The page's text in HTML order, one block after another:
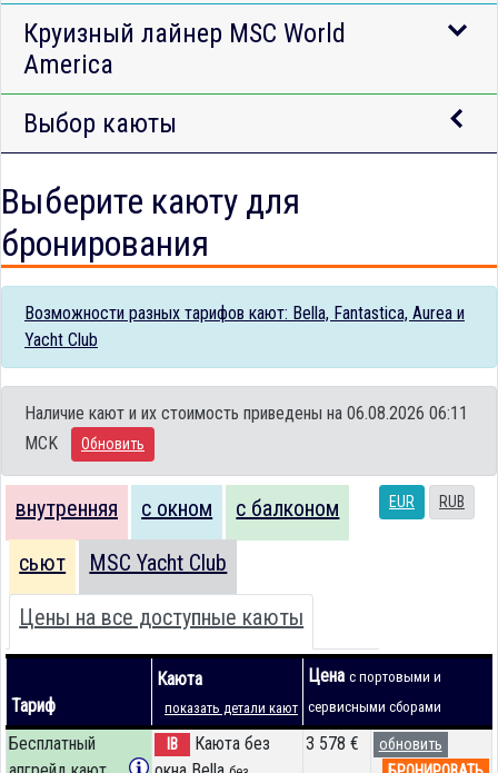
Круизный лайнер MSC World
America
Выбор каюты
Выберите каюту для
бронирования
Возможности разных тарифов кают: Bella, Fantastica, Aurea и
Yacht Club
Наличие кают и их стоимость приведены на 06.08.2026 06:11
MCK
Обновить
EUR RUB
внутренняя с окном с балконом
сьют MSC Yacht Club
Цены на все доступные каюты
Тариф
Каюта
показать детали кают
Цена с портовыми и
сервисными сборами
Бесплатный
IB
Каюта без
3 578 €
обновить